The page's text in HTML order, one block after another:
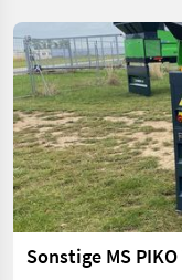
Sonstige MS